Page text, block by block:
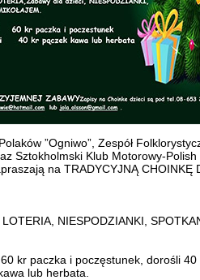
”Ogniwo”, Zespół
Sztokholmski Klub Motorowy-
na TRADYCYJNĄ CHOINKĘ
NIESPODZIANKI,
kr paczka i poczęstunek, dorośli 40
lub herbata.